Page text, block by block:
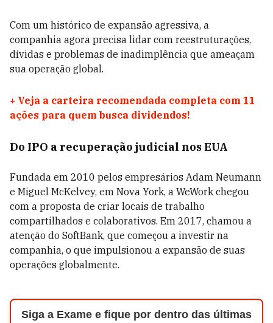
Com um histórico de expansão agressiva, a
companhia agora precisa lidar com reestruturações,
dívidas e problemas de inadimplência que ameaçam
sua operação global.
+ Veja a carteira recomendada completa com 11
ações para quem busca dividendos!
Do IPO a recuperação judicial nos EUA
Fundada em 2010 pelos empresários Adam Neumann
e Miguel McKelvey, em Nova York, a WeWork chegou
com a proposta de criar locais de trabalho
compartilhados e colaborativos. Em 2017, chamou a
atenção do SoftBank, que começou a investir na
companhia, o que impulsionou a expansão de suas
operações globalmente.
Siga a Exame e fique por dentro das últimas